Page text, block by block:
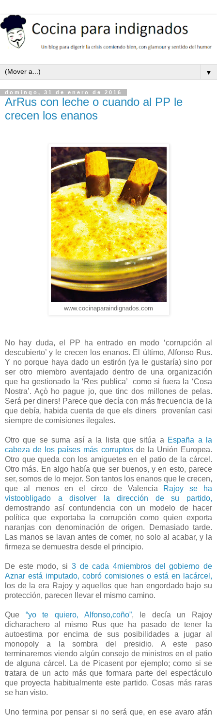
▼
domingo, 31 de enero de 2016
ArRus con leche o cuando al PP le
crecen los enanos
www.cocinaparaindignados.com
No hay duda, el PP ha entrado en modo ‘corrupción al
descubierto’ y le crecen los enanos. El último, Alfonso Rus.
Y no porque haya dado un estirón (ya le gustaría) sino por
ser otro miembro aventajado dentro de una organización
que ha gestionado la ‘Res publica’ como si fuera la ‘Cosa
Nostra’. Açò ho pague jo, que tinc dos millones de pelas.
Será per diners! Parece que decía con más frecuencia de la
que debía, habida cuenta de que els diners provenían casi
siempre de comisiones ilegales.
Otro que se suma así a la lista que sitúa a España a la
cabeza de los países más corruptosde la Unión Europea.
Otro que queda con los amiguetes en el patio de la cárcel.
Otro más. En algo había que ser buenos, y en esto, parece
ser, somos de lo mejor. Son tantos los enanos que le crecen,
que al menos en el circo de ValenciaRajoy se ha
vistoobligado a disolver la dirección de su partido,
demostrando así contundencia con un modelo de hacer
política que exportaba la corrupción como quien exporta
naranjas con denominación de origen. Demasiado tarde.
Las manos se lavan antes de comer, no solo al acabar, y la
firmeza se demuestra desde el principio.
De este modo, si 3 de cada 4miembros del gobierno de
Aznar está imputado, cobró comisiones o está en lacárcel,
los de la era Rajoy y aquellos que han engordado bajo su
protección, parecen llevar el mismo camino.
Que “yo te quiero, Alfonso,coño”, le decía un Rajoy
dicharachero al mismo Rus que ha pasado de tener la
autoestima por encima de sus posibilidades a jugar al
monopoly a la sombra del presidio. A este paso
terminaremos viendo algún consejo de ministros en el patio
de alguna cárcel. La de Picasent por ejemplo; como si se
tratara de un acto más que formara parte del espectáculo
que proyecta habitualmente este partido. Cosas más raras
se han visto.
Uno termina por pensar si no será que, en ese avaro afán